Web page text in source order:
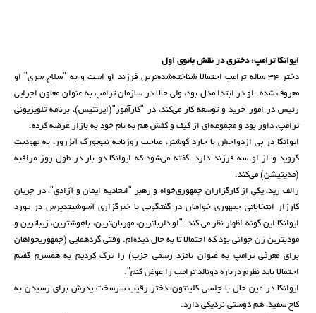
ایوانکا ترامپ: دختری در نقش بانوی اول
دختر ۳۴ ساله ترامپ احتمالا شناخته‌شده‌ترین فرزند او است و به "سلاح سری" او
معروف شده. او در ابتدا مدل بود، ولی حالا در سازمان ترامپ به عنوان معاون اجرایی
رئیس در امور خرید و توسعه کار می‌کند، در "کارآموز"(اپرنتیس)، برنامه تلویزیونی
ترامپ، داور بود و مجموعه‌ای از کیف و کفش هم به نام خود به بازار عرضه کرده.
ایوانکا در پی ازدواجش با جارد کوشنر، صاحب روزنامه نیویورک آبزرور، به یهودیت
گروید و از او سه فرزند دارد. گفته می‌شود که ایوانکا دو بار در طول روز مراقبه
(مدیتیشن) می‌کند.
رالف رید، یکی از کارگزاران جمهوری‌خواه و رهبر "اتحادیه ایمان و آزادی"، در جریان
کارزار انتخاباتی جمهوری خواهان در گفتگویی با خبرگزاری آسوشیتدپرس در مورد
ایوانکا این گونه اظهار نظر می کند: "او دلرباترین، مهربان‌ترین، باهوشترین، زیباترین و
مودبترین زن جوانی بود که احتمالا تا به حال دیده‌ام. وقتی گردهمایی (جمهوریخواهان
برای معرفی ترامپ به عنوان نامزد رسمی حزب) را ترک کردیم به همسرم گفتم
احتمالا باید نظرم درباره دونالد ترامپ را عوض کنم".
ایوانکا در عین حال با چلسی کلینتون، دختر رقیب سرسخت پدرش برای رسیدن به
کاخ سفید، هم دوستی نزدیکی دارد.